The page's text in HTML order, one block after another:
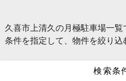
久喜市上清久の月極駐車場一
条件を指定して、物件を絞り込
検索条